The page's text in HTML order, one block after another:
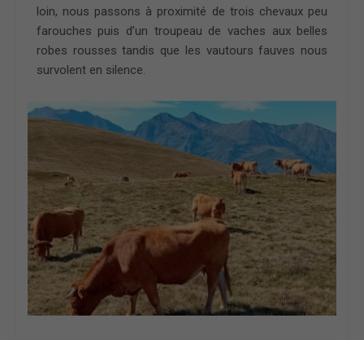
loin, nous passons à proximité de trois chevaux peu
farouches puis d’un troupeau de vaches aux belles
robes rousses tandis que les vautours fauves nous
survolent en silence.